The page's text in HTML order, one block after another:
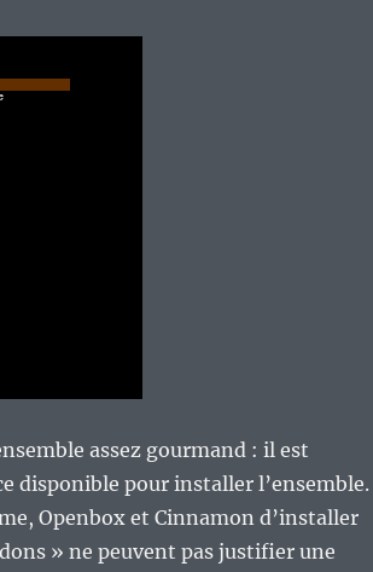
assez gourmand : il est
disponible pour installer l’ensemble.
Openbox et Cinnamon d’installer
» ne peuvent pas justifier une